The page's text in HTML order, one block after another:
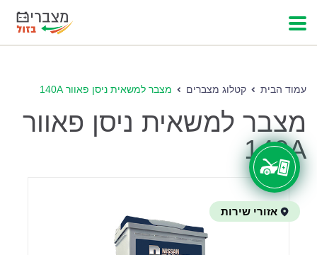
עמוד הבית קטלוג מצברים מצבר למשאית ניסן פאוור 140A
מצבר למשאית ניסן פאוור
140A
אזורי שירות